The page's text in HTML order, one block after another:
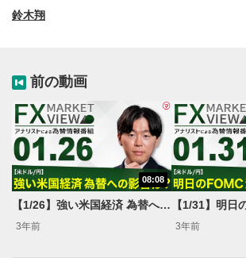
1
動画再生エリア
鈴木翔
前の動画
08:08
【1/26】強い米国経済 為替への影響は？＜FX MARKET VIEW＞
3年前 3年前